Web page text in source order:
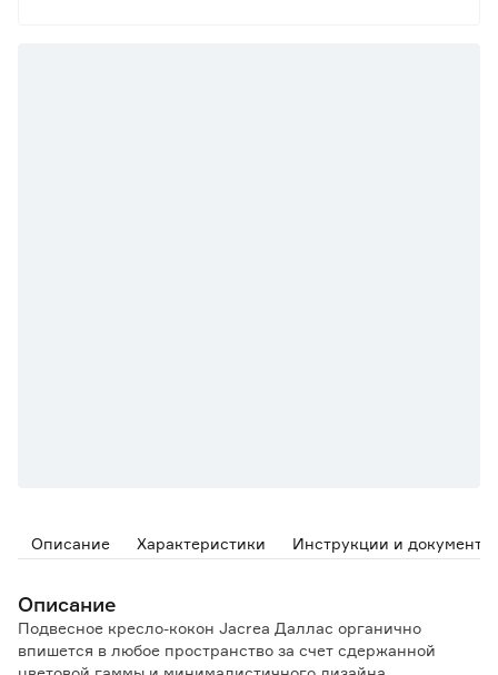
Описание Характеристики Инструкции и документы
Описание
Подвесное кресло-кокон Jacrea Даллас органично
впишется в любое пространство за счет сдержанной